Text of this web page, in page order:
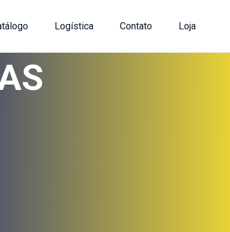
Logística Contato Loja